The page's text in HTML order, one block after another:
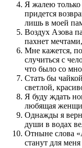
Я жалею
придется
лишь в моей
Воздух Азова
пахнет
Мне кажется,
случиться с
что было со
Стать бы
светлой,
Я буду ждать
любящая
Однажды я
души в водах
Отныне слова
станут для